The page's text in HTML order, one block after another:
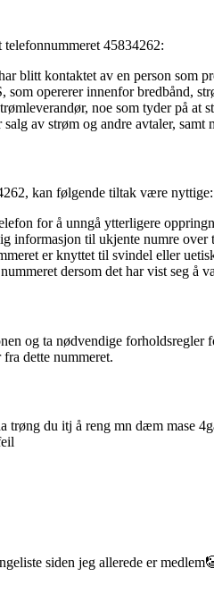
45834262:
blitt kontaktet av en person som
som opererer innenfor bredbånd,
noe som tyder på at
av strøm og andre avtaler,
kan følgende tiltak være nyttige:
for å unngå ytterligere
informasjon til ukjente numre over
er knyttet til svindel eller
dersom det har vist seg å
og ta nødvendige
dette nummeret.
du itj å reng mn dæm mase
siden jeg allerede er